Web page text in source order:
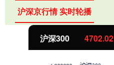
沪深京行情 实时轮播
北证50 1122.88